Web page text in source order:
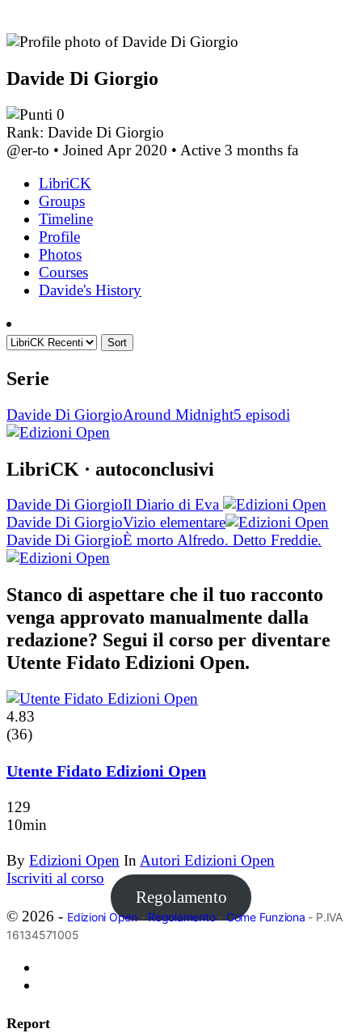
Davide Di Giorgio
0
Rank: Davide Di Giorgio
@er-to • Joined Apr 2020 • Active 3 months fa
LibriCK
Groups
Timeline
Profile
Photos
Courses
Davide's History
Sort
Serie
Davide Di GiorgioAround Midnight5 episodi
LibriCK · autoconclusivi
Davide Di GiorgioIl Diario di Eva
Davide Di GiorgioVizio elementare
Davide Di GiorgioÈ morto Alfredo. Detto Freddie.
Stanco di aspettare che il tuo racconto
venga approvato manualmente dalla
redazione? Segui il corso per diventare
Utente Fidato Edizioni Open.
4.83
(36)
Utente Fidato Edizioni Open
129
10min
By Edizioni Open InAutori Edizioni Open
Iscriviti al corso
Regolamento
© 2026 - Edizioni Open - Regolamento- Come Funziona - P.IVA
16134571005
Report